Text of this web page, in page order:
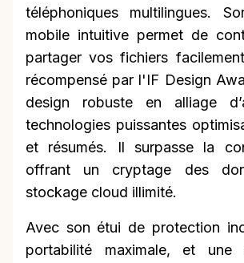
téléphoniques multilingues.
mobile intuitive permet de
partager vos fichiers
récompensé par l'IF Design
design robuste en alliage
technologies puissantes
et résumés. Il surpasse la
offrant un cryptage des
stockage cloud illimité.
Avec son étui de protection
portabilité maximale, et une